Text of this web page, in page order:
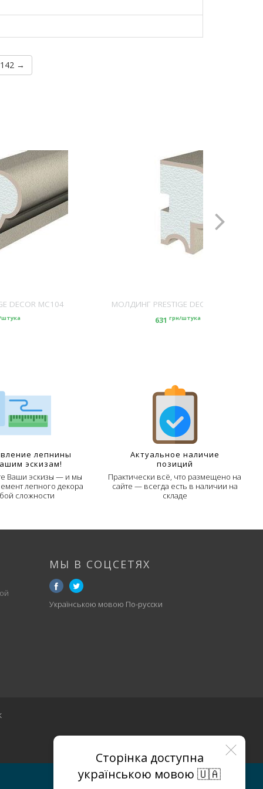
→
DECOR MC104
штука
МОЛДИНГ PRESTIGE DECOR MC105
631 грн/штука
лепнины
эскизам!
Ваши эскизы — и мы
лепного декора
сложности
Актуальное наличие
позиций
Практически всё, что размещено на
сайте — всегда есть в наличии на
складе
МЫ В СОЦСЕТЯХ
Українською мовою По-русски
МАГАЗИНЫ
Сторінка доступна
українською мовою 🇺🇦